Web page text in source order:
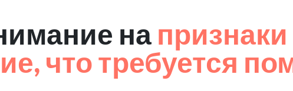
на признаки
что требуется